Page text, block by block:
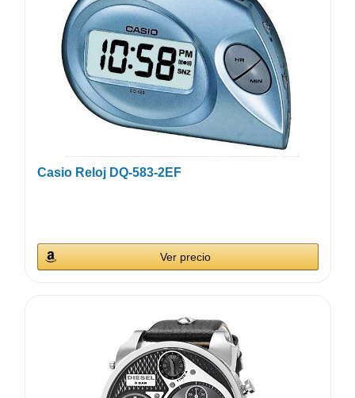
Casio Reloj DQ-583-2EF
Ver precio